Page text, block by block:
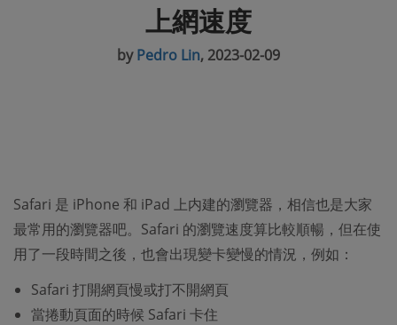
上網速度
byPedro Lin, 2023-02-09
Safari 是 iPhone 和 iPad 上内建的瀏覽器，相信也是大家
最常用的瀏覽器吧。Safari 的瀏覽速度算比較順暢，但在使
用了一段時間之後，也會出現變卡變慢的情況，例如：
Safari 打開網頁慢或打不開網頁
當捲動頁面的時候 Safari 卡住